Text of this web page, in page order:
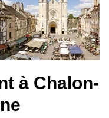
à Chalon-